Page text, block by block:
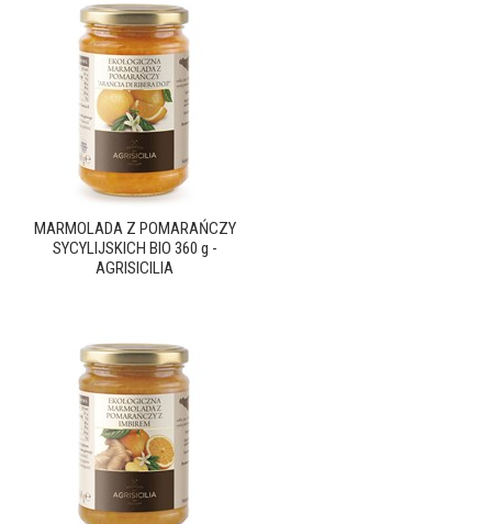
MARMOLADA Z POMARAŃCZY
SYCYLIJSKICH BIO 360 g -
AGRISICILIA